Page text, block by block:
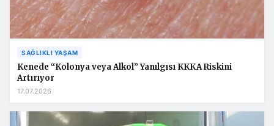
SAĞLIKLI YAŞAM
Kenede “Kolonya veya Alkol” Yanılgısı KKKA Riskini
Artırıyor
17.07.2026